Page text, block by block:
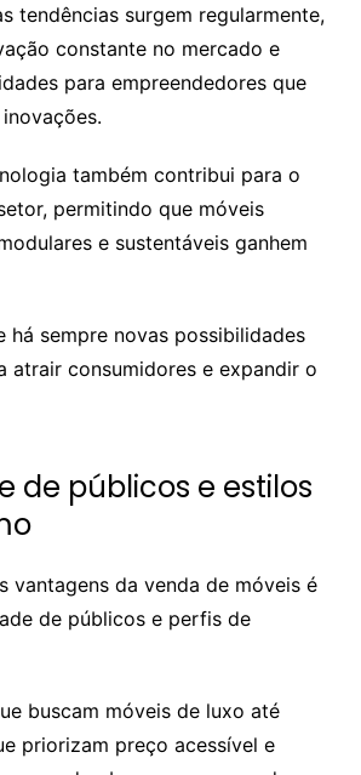
tendências surgem regularmente,
constante no mercado e
para empreendedores que
também contribui para o
permitindo que móveis
e sustentáveis ganhem
há sempre novas possibilidades
atrair consumidores e expandir o
de públicos e estilos
vantagens da venda de móveis é
de públicos e perfis de
buscam móveis de luxo até
priorizam preço acessível e